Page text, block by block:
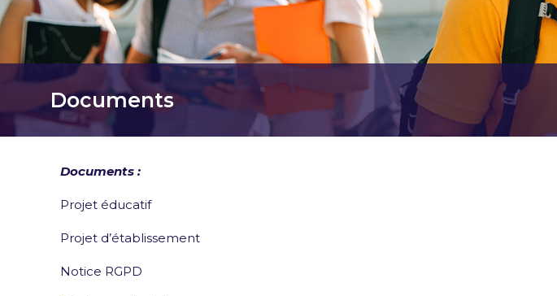
Documents
Documents :
Projet éducatif
Projet d’établissement
Notice RGPD